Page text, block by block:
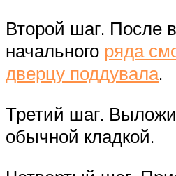
Второй шаг. После
начального ряда
дверцу поддувала.
Третий шаг.
обычной кладкой.